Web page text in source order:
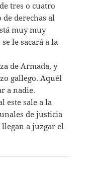
tres o cuatro
derechas al
muy muy
le sacará a la
de Armada, y
gallego. Aquél
a nadie.
este sale a la
de justicia
a juzgar el